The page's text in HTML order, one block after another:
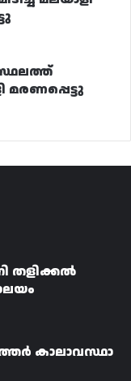
മരണപ്പെട്ടു
തളിക്കൽ
കാലാവസ്ഥാ